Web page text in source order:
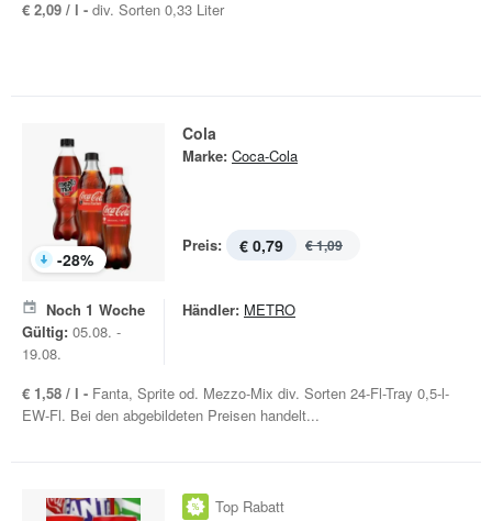
€ 2,09 / l - div. Sorten 0,33 Liter
-28%
Cola
Marke: Coca-Cola
Preis: € 0,79 € 1,09
Noch 1 Woche
Gültig: 05.08. -
19.08.
Händler: METRO
€ 1,58 / l - Fanta, Sprite od. Mezzo-Mix div. Sorten 24-Fl-Tray 0,5-l-
EW-Fl. Bei den abgebildeten Preisen handelt...
Top Rabatt